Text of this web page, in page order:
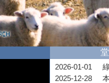
2026-01-01
2025-12-28